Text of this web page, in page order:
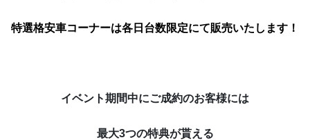
特選格安車コーナーは各日台数限定にて販売いたします！
イベント期間中にご成約のお客様には
最大3つの特典が貰える